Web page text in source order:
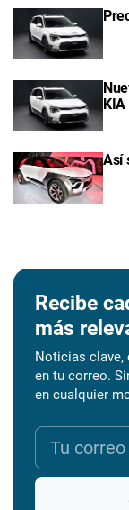
Así
Recibe
más
Noticias clave,
en tu correo.
en cualquier